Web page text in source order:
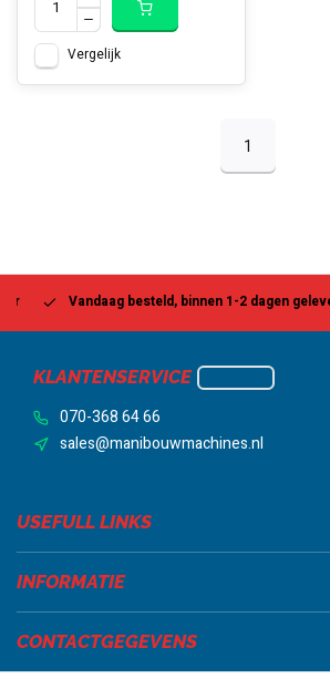
Vergelijk
1
Vandaag besteld, binnen 1-2 dagen geleverd*
KLANTENSERVICE
070-368 64 66
sales@manibouwmachines.nl
USEFULL LINKS
INFORMATIE
CONTACTGEGEVENS